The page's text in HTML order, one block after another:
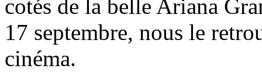
cotés de la belle Ariana
17 septembre, nous le
cinéma.